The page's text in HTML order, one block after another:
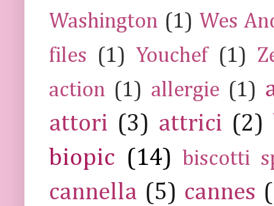
Washington (1) Wes
files
(1) Youchef (1)
action (1) allergie (1)
attori (3) attrici (2)
biopic (14) biscotti
cannella (5) cannes